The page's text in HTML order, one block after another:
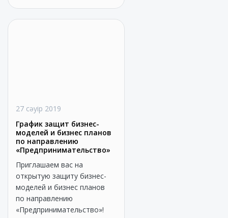
27 сәуір 2019
График защит бизнес-
моделей и бизнес планов
по направлению
«Предпринимательство»
Приглашаем вас на
открытую защиту бизнес-
моделей и бизнес планов
по направлению
«Предпринимательство»!